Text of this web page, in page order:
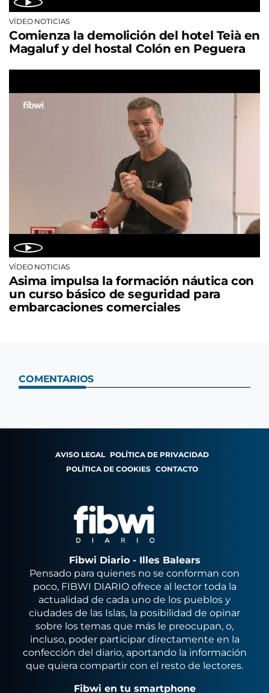
VÍDEO NOTICIAS
Comienza la demolición del hotel Teià en
Magaluf y del hostal Colón en Peguera
VÍDEO NOTICIAS
Asima impulsa la formación náutica con
un curso básico de seguridad para
embarcaciones comerciales
COMENTARIOS
AVISO LEGAL POLÍTICA DE PRIVACIDAD
POLÍTICA DE COOKIES CONTACTO
Fibwi Diario - Illes Balears
Pensado para quienes no se conforman con
poco, FIBWI DIARIO ofrece al lector toda la
actualidad de cada uno de los pueblos y
ciudades de las Islas, la posibilidad de opinar
sobre los temas que más le preocupan, o,
incluso, poder participar directamente en la
confección del diario, aportando la información
que quiera compartir con el resto de lectores.
Fibwi en tu smartphone